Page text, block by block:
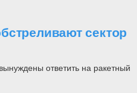
сектор
ответить на ракетный